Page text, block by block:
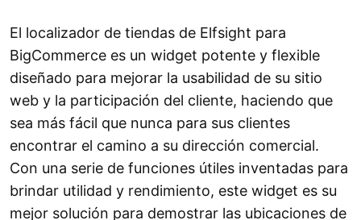
El localizador de tiendas de Elfsight para
BigCommerce es un widget potente y flexible
diseñado para mejorar la usabilidad de su sitio
web y la participación del cliente, haciendo que
sea más fácil que nunca para sus clientes
encontrar el camino a su dirección comercial.
Con una serie de funciones útiles inventadas para
brindar utilidad y rendimiento, este widget es su
mejor solución para demostrar las ubicaciones de